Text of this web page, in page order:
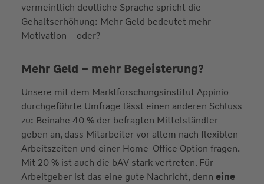
vermeintlich deutliche Sprache spricht die
Gehaltserhöhung: Mehr Geld bedeutet mehr
Motivation – oder?
Mehr Geld – mehr Begeisterung?
Unsere mit dem Marktforschungsinstitut Appinio
durchgeführte Umfrage lässt einen anderen Schluss
zu: Beinahe 40 % der befragten Mittelständler
geben an, dass Mitarbeiter vor allem nach flexiblen
Arbeitszeiten und einer Home-Office Option fragen.
Mit 20 % ist auch die bAV stark vertreten. Für
Arbeitgeber ist das eine gute Nachricht, denn eine